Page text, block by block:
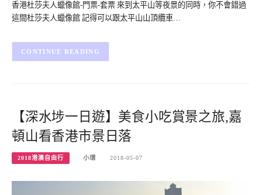
香港杜莎夫人蠟像館-門票-套票 來到太平山等夜景的同時，你不會錯過
這間杜莎夫人蠟像館 記得可以跟太平山山頂纜車…
CONTINUE READING
【深水埗一日遊】美食小吃賞景之旅,嘉
頓山看香港市景日落
2018港澳自由行 小環 2018-05-07